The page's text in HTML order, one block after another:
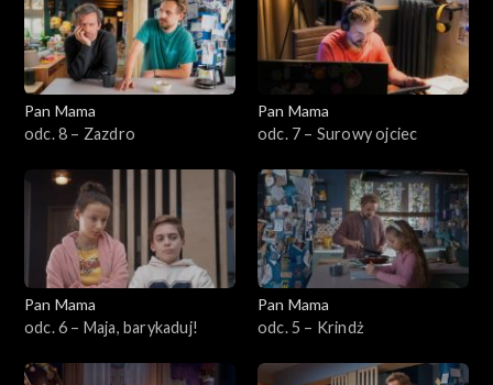
Pan Mama
odc. 8 – Zazdro
Pan Mama
odc. 7 – Surowy ojciec
Pan Mama
odc. 6 – Maja, barykaduj!
Pan Mama
odc. 5 – Krindż